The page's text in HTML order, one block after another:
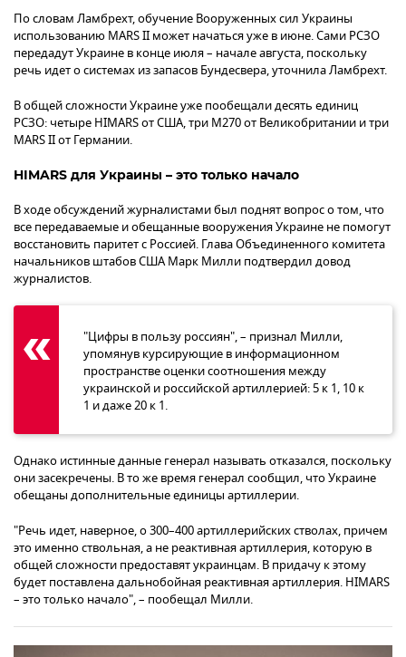
По словам Ламбрехт, обучение Вооруженных сил Украины
использованию MARS II может начаться уже в июне. Сами РСЗО
передадут Украине в конце июля – начале августа, поскольку
речь идет о системах из запасов Бундесвера, уточнила Ламбрехт.
В общей сложности Украине уже пообещали десять единиц
РСЗО: четыре HIMARS от США, три M270 от Великобритании и три
MARS II от Германии.
HIMARS для Украины – это только начало
В ходе обсуждений журналистами был поднят вопрос о том, что
все передаваемые и обещанные вооружения Украине не помогут
восстановить паритет с Россией. Глава Объединенного комитета
начальников штабов США Марк Милли подтвердил довод
журналистов.
"Цифры в пользу россиян", – признал Милли,
упомянув курсирующие в информационном
пространстве оценки соотношения между
украинской и российской артиллерией: 5 к 1, 10 к
1 и даже 20 к 1.
Однако истинные данные генерал называть отказался, поскольку
они засекречены. В то же время генерал сообщил, что Украине
обещаны дополнительные единицы артиллерии.
"Речь идет, наверное, о 300–400 артиллерийских стволах, причем
это именно ствольная, а не реактивная артиллерия, которую в
общей сложности предоставят украинцам. В придачу к этому
будет поставлена дальнобойная реактивная артиллерия. HIMARS
– это только начало", – пообещал Милли.